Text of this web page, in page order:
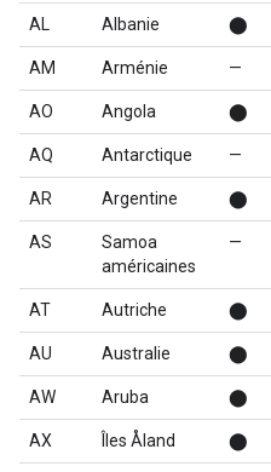
AL Albanie ⬤
AM Arménie —
AO Angola ⬤
AQ Antarctique —
AR Argentine ⬤
AS
Samoa
américaines
—
AT Autriche ⬤
AU Australie ⬤
AW Aruba ⬤
AX Îles Åland ⬤